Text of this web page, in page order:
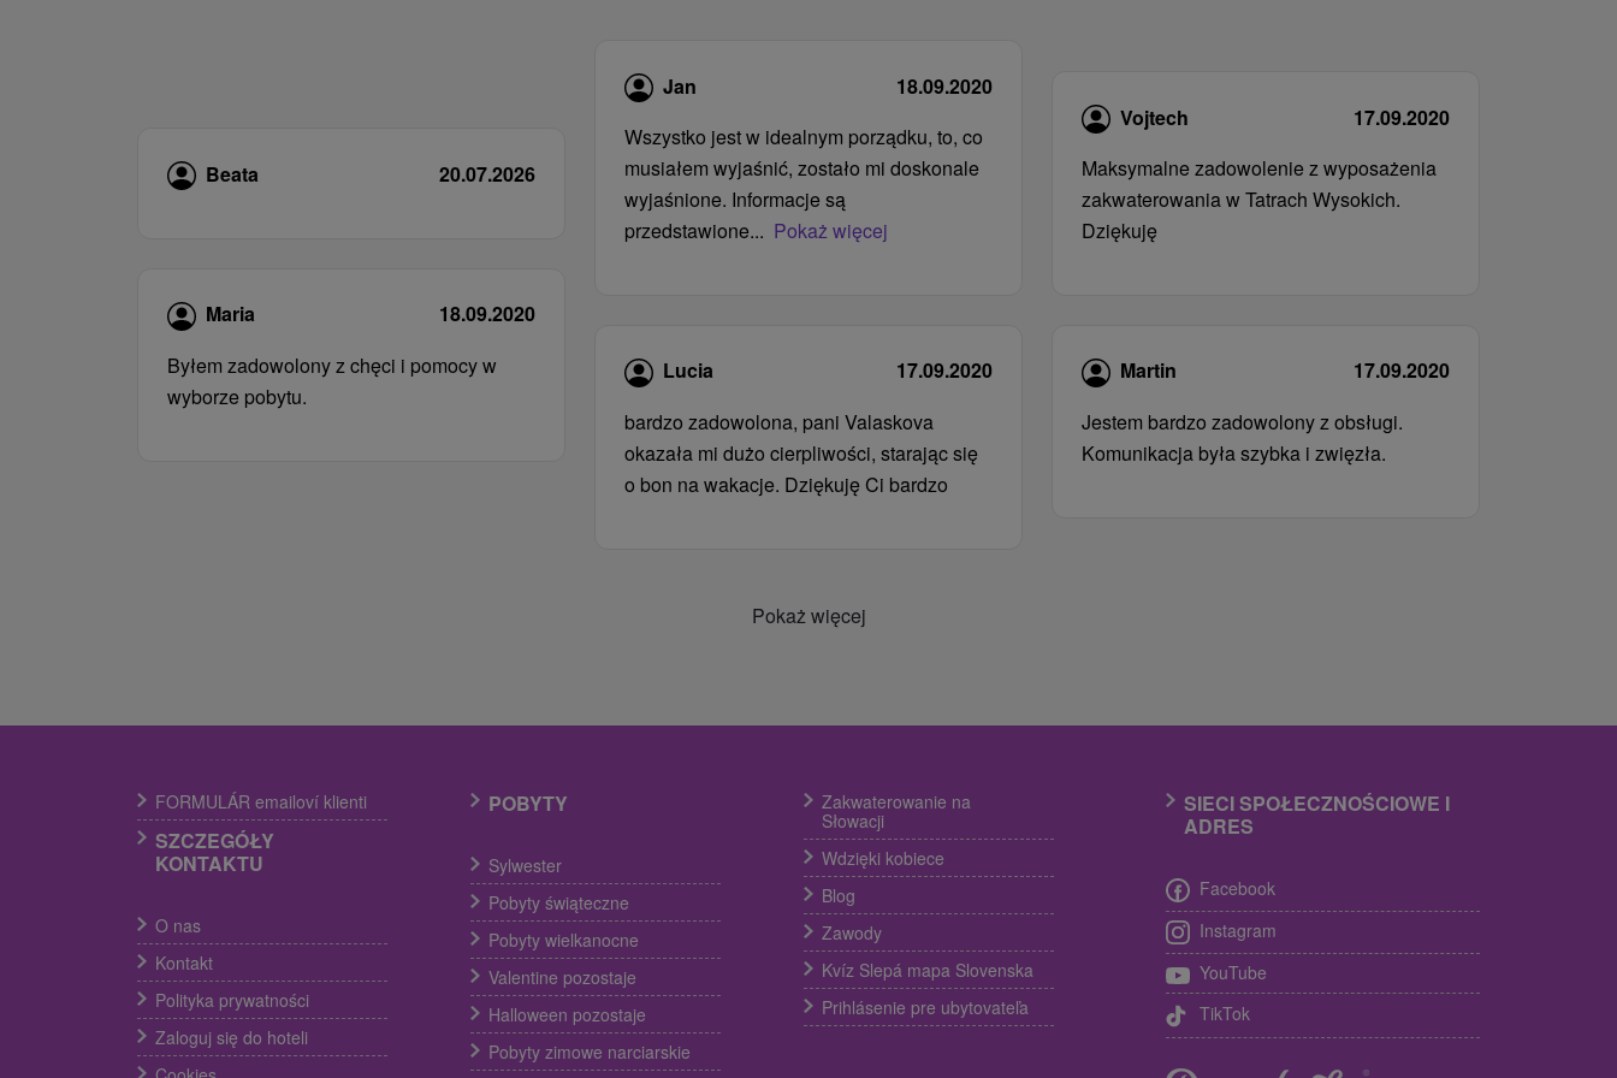
Beata 20.07.2026
Maria
18.09.2020
Byłem zadowolony z chęci i pomocy w
wyborze pobytu.
Jan
18.09.2020
Wszystko jest w idealnym porządku, to, co
musiałem wyjaśnić, zostało mi doskonale
wyjaśnione. Informacje są
przedstawione... Pokaż więcej
Lucia
17.09.2020
bardzo zadowolona, ​​pani Valaskova
okazała mi dużo cierpliwości, starając się
o bon na wakacje. Dziękuję Ci bardzo
Vojtech
17.09.2020
Maksymalne zadowolenie z wyposażenia
zakwaterowania w Tatrach Wysokich.
Dziękuję
Martin
17.09.2020
Jestem bardzo zadowolony z obsługi.
Komunikacja była szybka i zwięzła.
Pokaż więcej
FORMULÁR emailoví klienti
SZCZEGÓŁY
KONTAKTU
O nas
Kontakt
Polityka prywatności
Zaloguj się do hoteli
POBYTY
Sylwester
Pobyty świąteczne
Pobyty wielkanocne
Valentine pozostaje
Halloween pozostaje
Pobyty zimowe narciarskie
Zakwaterowanie na
Słowacji
Wdzięki kobiece
Blog
Zawody
Kvíz Slepá mapa Slovenska
Prihlásenie pre ubytovateľa
SIECI SPOŁECZNOŚCIOWE I
ADRES
Facebook
Instagram
YouTube
TikTok